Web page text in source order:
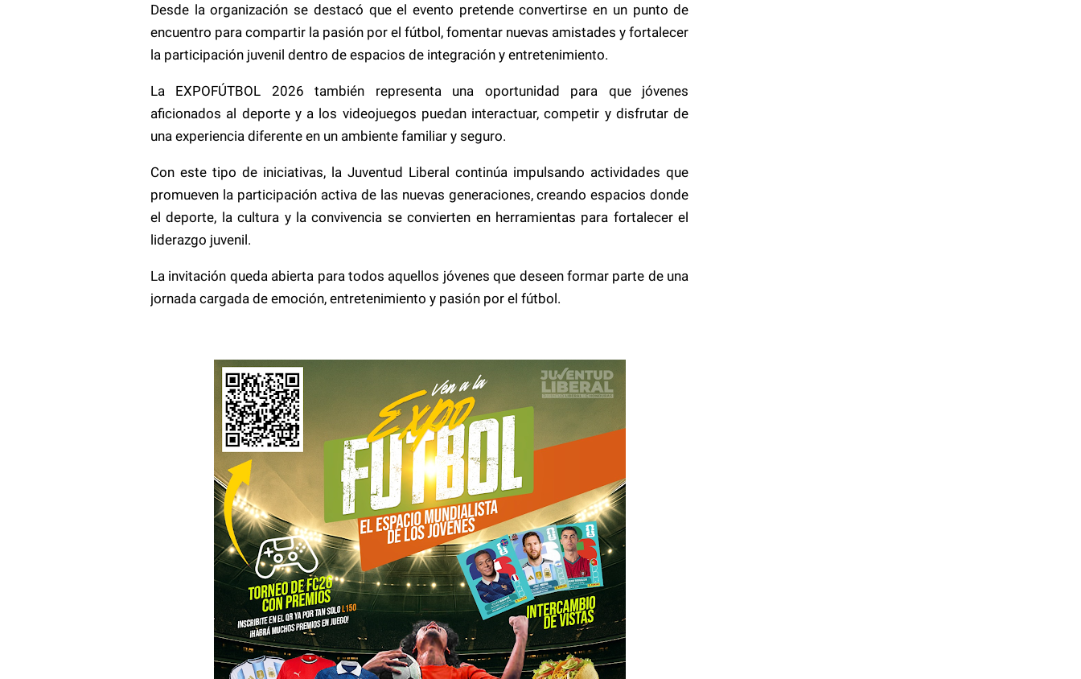
Desde la organización se destacó que el evento pretende convertirse en un punto de
encuentro para compartir la pasión por el fútbol, fomentar nuevas amistades y fortalecer
la participación juvenil dentro de espacios de integración y entretenimiento.
La EXPOFÚTBOL 2026 también representa una oportunidad para que jóvenes
aficionados al deporte y a los videojuegos puedan interactuar, competir y disfrutar de
una experiencia diferente en un ambiente familiar y seguro.
Con este tipo de iniciativas, la Juventud Liberal continúa impulsando actividades que
promueven la participación activa de las nuevas generaciones, creando espacios donde
el deporte, la cultura y la convivencia se convierten en herramientas para fortalecer el
liderazgo juvenil.
La invitación queda abierta para todos aquellos jóvenes que deseen formar parte de una
jornada cargada de emoción, entretenimiento y pasión por el fútbol.